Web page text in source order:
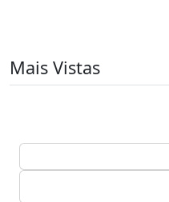
Mais Vistas